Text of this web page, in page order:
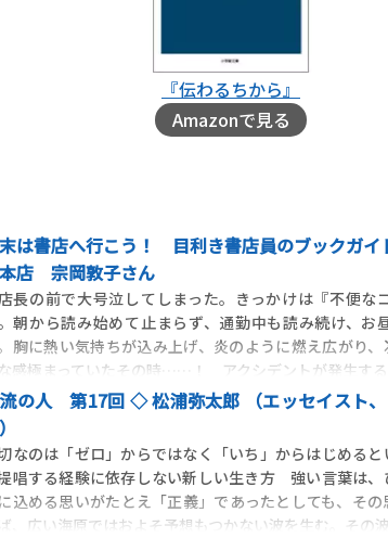
『伝わるちから』
Amazonで見る
は書店へ行こう！ 目利き書店員のブックガ
店 宗岡敦子さん
長の前で大号泣してしまった。きっかけは『不便な
朝から読み始めて止まらず、通勤中も読み続け、お
胸に熱い気持ちが込み上げ、炎のように燃え広がり
感極まっていたその時……！ アクシデントが発生する
の人 第17回 ◇ 松浦弥太郎 （エッセイスト、
なのは「ゼロ」からではなく「いち」からはじめる
唱する経験に依存しない新しい生き方 強い言葉は
込める思いがたとえ「正義」であったとしても、そ
、広い海原ではおよそ予想もつかない波を生む。その